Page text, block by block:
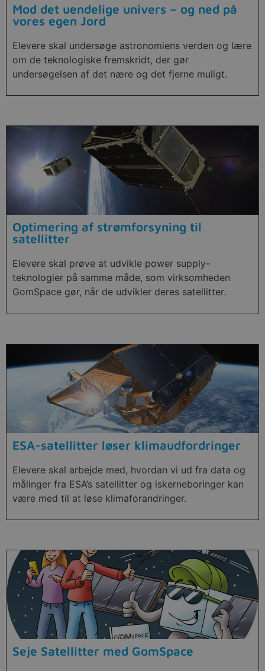
Mod det uendelige univers – og ned på
vores egen Jord
Elevere skal undersøge astronomiens verden og lære
om de teknologiske fremskridt, der gør
undersøgelsen af det nære og det fjerne muligt.
Optimering af strømforsyning til
satellitter
Elevere skal prøve at udvikle power supply-
teknologier på samme måde, som virksomheden
GomSpace gør, når de udvikler deres satellitter.
ESA-satellitter løser klimaudfordringer
Elevere skal arbejde med, hvordan vi ud fra data og
målinger fra ESA’s satellitter og iskerneboringer kan
være med til at løse klimaforandringer.
Seje Satellitter med GomSpace